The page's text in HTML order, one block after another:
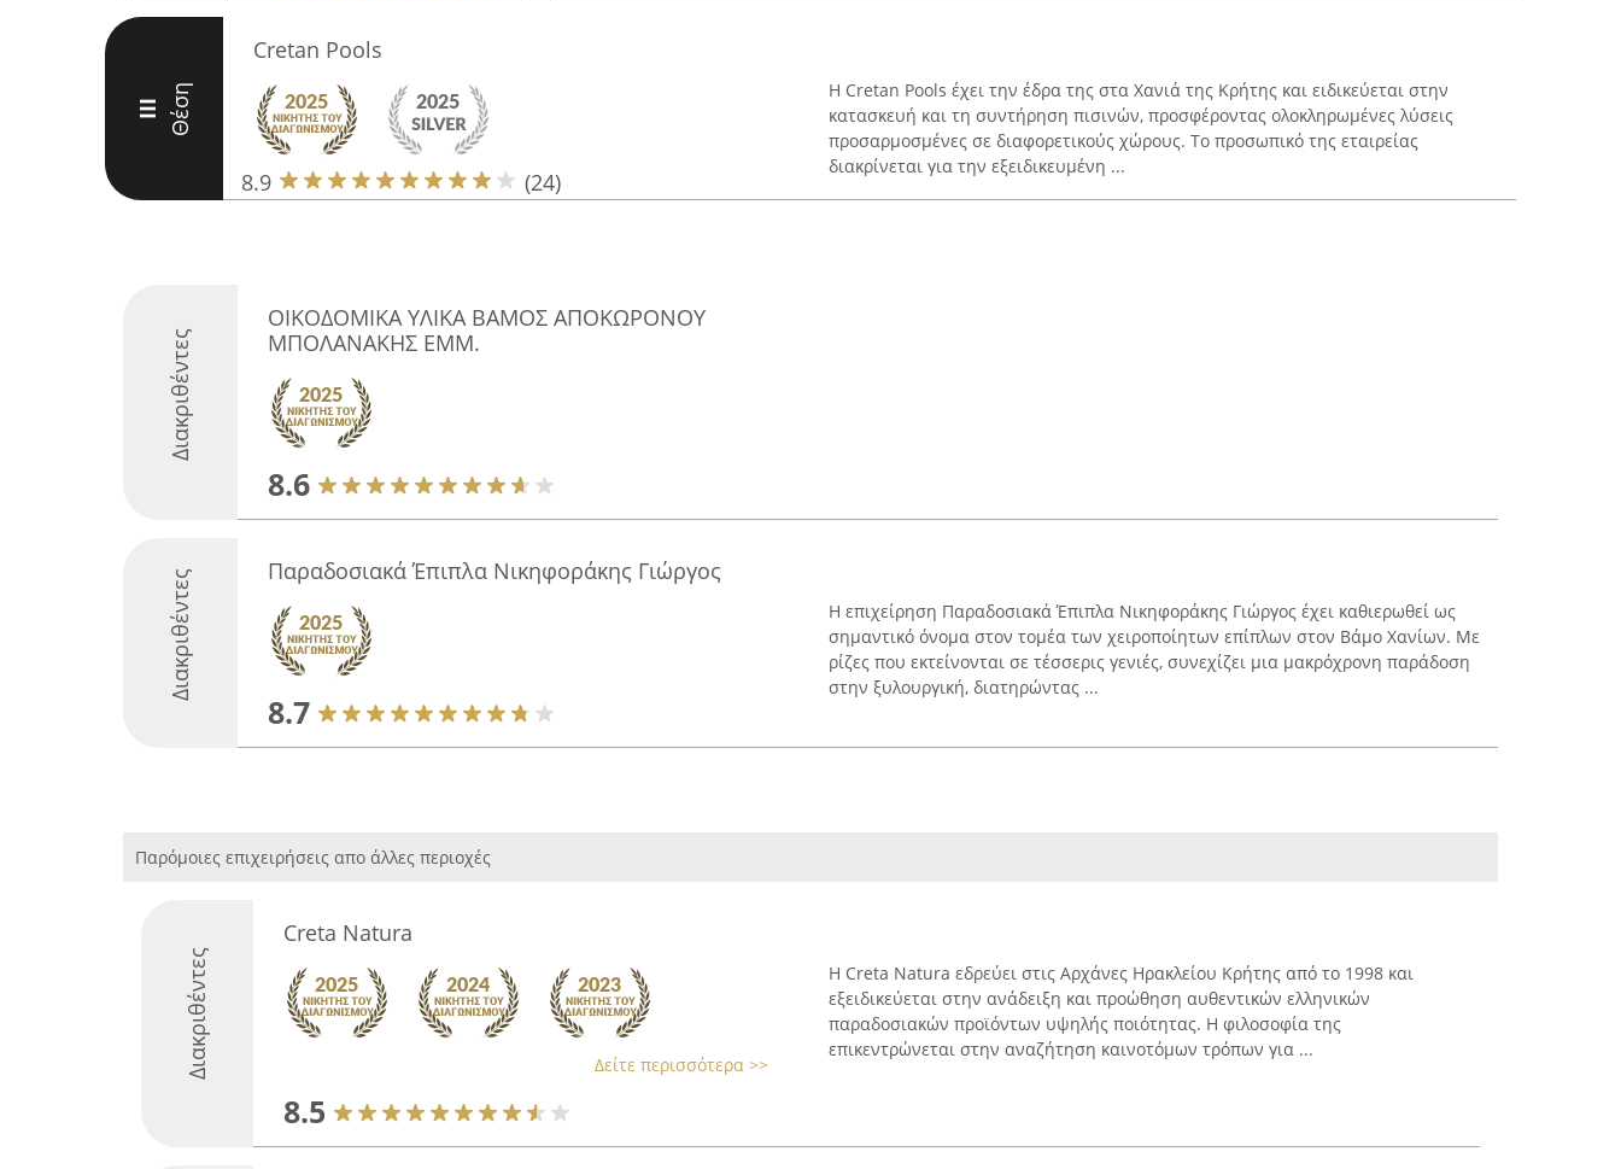
III Θέση
Cretan Pools
8.9 (24)
Η Cretan Pools έχει την έδρα της στα Χανιά της Κρήτης και ειδικεύεται στην
κατασκευή και τη συντήρηση πισινών, προσφέροντας ολοκληρωμένες λύσεις
προσαρμοσμένες σε διαφορετικούς χώρους. Το προσωπικό της εταιρείας
διακρίνεται για την εξειδικευμένη ...
Διακριθέντες
ΟΙΚΟΔΟΜΙΚΑ ΥΛΙΚΑ ΒΑΜΟΣ ΑΠΟΚΩΡΟΝΟΥ
ΜΠΟΛΑΝΑΚΗΣ ΕΜΜ.
8.6
Διακριθέντες Παραδοσιακά Έπιπλα Νικηφοράκης Γιώργος
8.7
Η επιχείρηση Παραδοσιακά Έπιπλα Νικηφοράκης Γιώργος έχει καθιερωθεί ως
σημαντικό όνομα στον τομέα των χειροποίητων επίπλων στον Βάμο Χανίων. Με
ρίζες που εκτείνονται σε τέσσερις γενιές, συνεχίζει μια μακρόχρονη παράδοση
στην ξυλουργική, διατηρώντας ...
Παρόμοιες επιχειρήσεις απο άλλες περιοχές
Διακριθέντες
Creta Natura
Δείτε περισσότερα >>
8.5
Η Creta Natura εδρεύει στις Αρχάνες Ηρακλείου Κρήτης από το 1998 και
εξειδικεύεται στην ανάδειξη και προώθηση αυθεντικών ελληνικών
παραδοσιακών προϊόντων υψηλής ποιότητας. Η φιλοσοφία της
επικεντρώνεται στην αναζήτηση καινοτόμων τρόπων για ...